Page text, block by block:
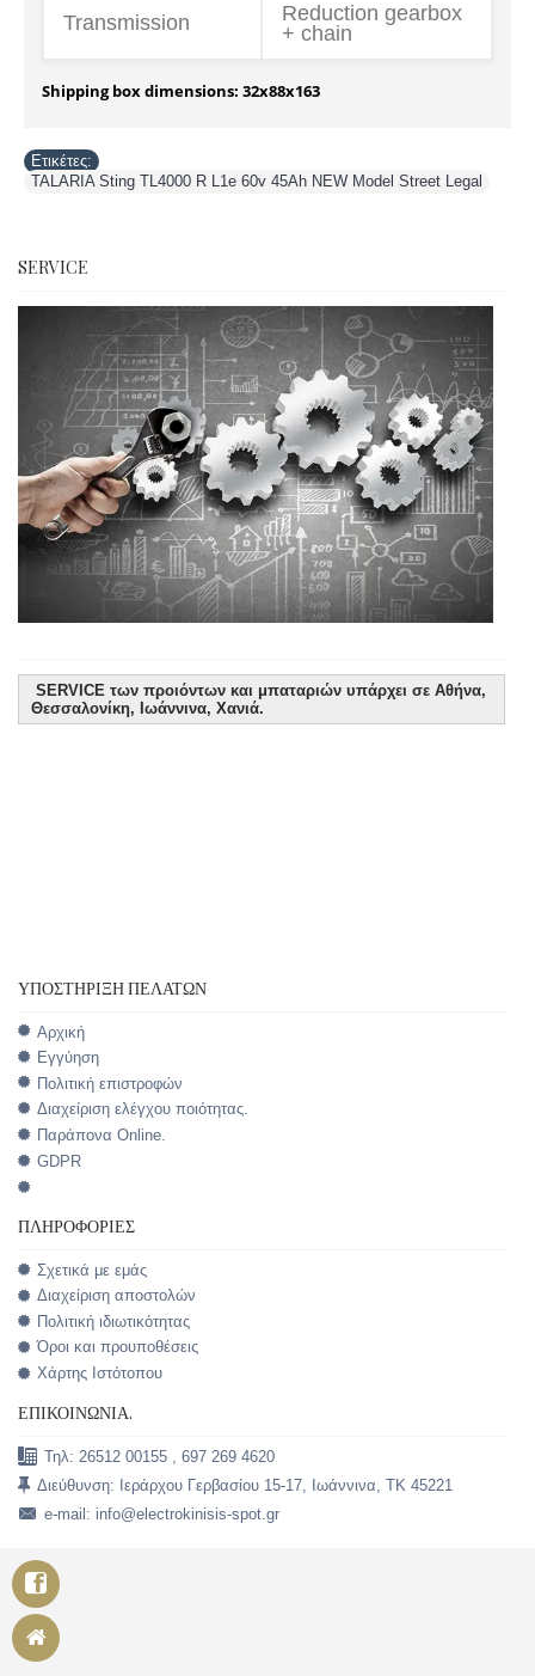
Transmission
Reduction gearbox
+ chain
Shipping box dimensions: 32x88x163
Ετικέτες:
TALARIA Sting TL4000 R L1e 60v 45Ah NEW Model Street Legal
SERVICE
SERVICE των προιόντων και μπαταριών υπάρχει σε Αθήνα,
Θεσσαλονίκη, Ιωάννινα, Χανιά.
ΥΠΟΣΤΉΡΙΞΗ ΠΕΛΑΤΏΝ
Αρχική
Εγγύηση
Πολιτική επιστροφών
Διαχείριση ελέγχου ποιότητας.
Παράπονα Online.
GDPR
ΠΛΗΡΟΦΟΡΊΕΣ
Σχετικά με εμάς
Διαχείριση αποστολών
Πολιτική ιδιωτικότητας
Όροι και προυποθέσεις
Χάρτης Ιστότοπου
ΕΠΙΚΟΙΝΩΝΊΑ.
Τηλ: 26512 00155 , 697 269 4620
Διεύθυνση: Ιεράρχου Γερβασίου 15-17, Ιωάννινα, TK 45221
e-mail: info@electrokinisis-spot.gr